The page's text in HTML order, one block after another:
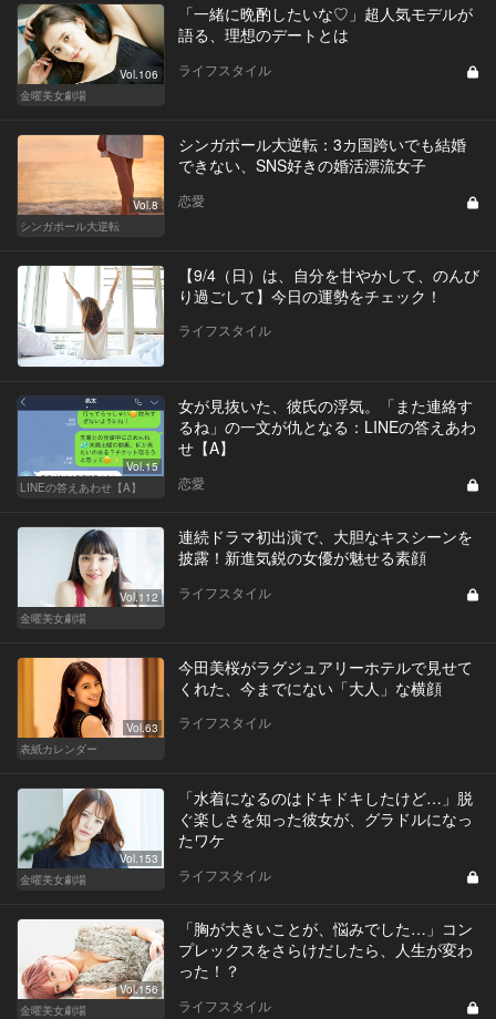
Vol.106
金曜美女劇場
「一緒に晩酌したいな♡」超人気モデルが
語る、理想のデートとは
ライフスタイル
Vol.8
シンガポール大逆転
シンガポール大逆転：3カ国跨いでも結婚
できない、SNS好きの婚活漂流女子
恋愛
【9/4（日）は、自分を甘やかして、のんび
り過ごして】今日の運勢をチェック！
ライフスタイル
Vol.15
LINEの答えあわせ【A】
女が見抜いた、彼氏の浮気。「また連絡す
るね」の一文が仇となる：LINEの答えあわ
せ【A】
恋愛
Vol.112
金曜美女劇場
連続ドラマ初出演で、大胆なキスシーンを
披露！新進気鋭の女優が魅せる素顔
ライフスタイル
Vol.63
表紙カレンダー
今田美桜がラグジュアリーホテルで見せて
くれた、今までにない「大人」な横顔
ライフスタイル
Vol.153
金曜美女劇場
「水着になるのはドキドキしたけど…」脱
ぐ楽しさを知った彼女が、グラドルになっ
たワケ
ライフスタイル
Vol.156
金曜美女劇場
「胸が大きいことが、悩みでした…」コン
プレックスをさらけだしたら、人生が変わ
った！？
ライフスタイル